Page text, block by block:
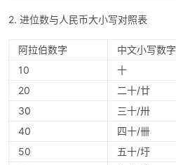
2. 进位数与人民币大小写对照表
阿拉伯数字 中文小写数字
10
十
20
二十/廿
30
三十/卅
40
四十/卌
50
五十/圩